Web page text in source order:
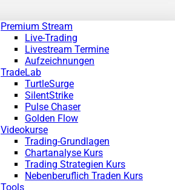
Premium Stream
Live-Trading
Livestream Termine
Aufzeichnungen
TradeLab
TurtleSurge
SilentStrike
Pulse Chaser
Golden Flow
Videokurse
Trading-Grundlagen
Chartanalyse Kurs
Trading Strategien Kurs
Nebenberuflich Traden Kurs
Tools